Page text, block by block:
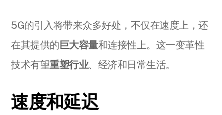
5G的引入将带来众多好处，不仅在速度上，还
在其提供的 巨大容量和连接性上。这一变革性
技术有望重塑行业、经济和日常生活。
速度和延迟